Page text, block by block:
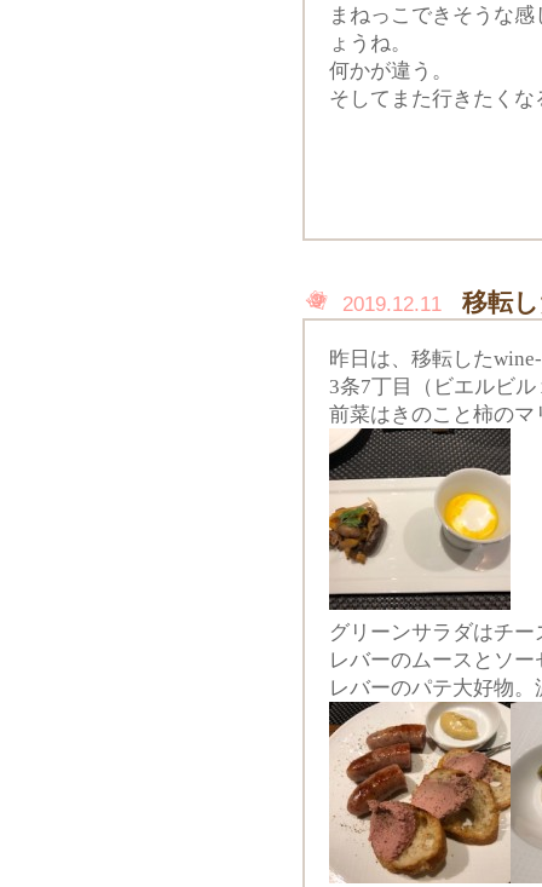
まねっこできそうな
ょうね。
何かが違う。
そしてまた行きたくな
2019.12.11 移転
昨日は、移転した
3条7丁目（ビエルビル
前菜はきのこと柿の
グリーンサラダはチ
レバーのムースとソー
レバーのパテ大好物